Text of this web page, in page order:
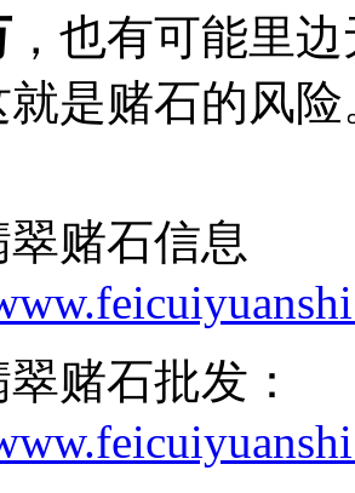
，也有可能里
是赌石的风险
赌石信息
赌石批发：